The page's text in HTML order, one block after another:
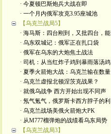
· 今夏顿巴斯炮兵大战在即
· 一个月内俄军攻克3.95座城池
【乌克兰战局5】
· 海马斯：四台刚到，又批四台，能
· 乌东双城记：俄军正在扎口袋
· 俄军在乌东的大炮焦土战法
· 司机：从当红炸子鸡到暴雨落汤鸡
· 夏季火箭炮大战：乌克兰输在数量
· 乌克兰虚报北顿涅茨克战果？
· 就俄乌战争 西方开始出现不同声
· 氖气氪气，俄罗斯卡西方脖子的利
· 乌克兰战场美俄火箭炮大PK
· 从M777榴弹炮的战绩看乌东局势
【乌克兰战局3】